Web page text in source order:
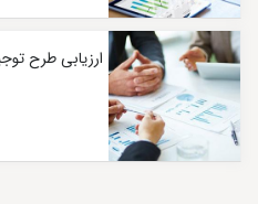
ارزیابی طرح